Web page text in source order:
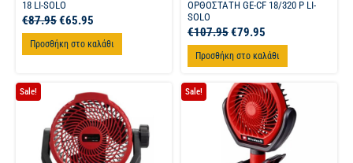
18 LI-SOLO
€87.95€65.95
Προσθήκη στο καλάθι
ΟΡΘΟΣΤΑΤΗ GE-CF 18/320 P LI-
SOLO
€107.95€79.95
Προσθήκη στο καλάθι
Sale! Sale!